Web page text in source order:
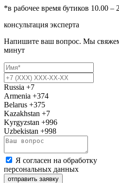
*в рабочее время бутиков 10.00
консультация эксперта
Напишите ваш вопрос. Мы
минут
Russia +7
Armenia +374
Belarus +375
Kazakhstan +7
Kyrgyzstan +996
Uzbekistan +998
Я согласен на обработку
персональных данных
отправить заявку